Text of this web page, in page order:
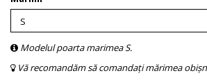
Modelul poarta marimea S.
Vă recomandăm să comandați mărimea